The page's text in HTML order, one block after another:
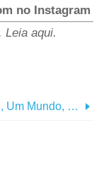
no Instagram
Leia aqui.
Uma Viagem Incrível